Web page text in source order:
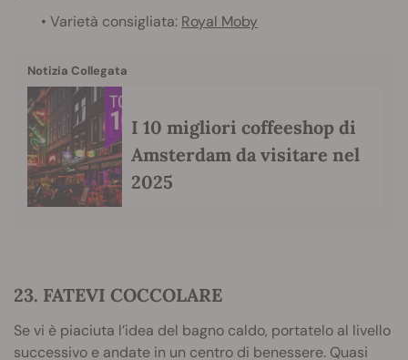
• Varietà consigliata: Royal Moby
Notizia Collegata
I 10 migliori coffeeshop di
Amsterdam da visitare nel
2025
23. FATEVI COCCOLARE
Se vi è piaciuta l’idea del bagno caldo, portatelo al livello
successivo e andate in un centro di benessere. Quasi